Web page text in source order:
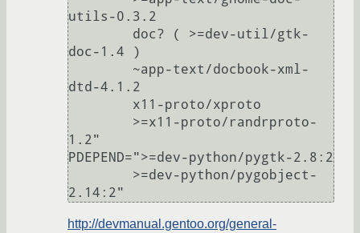
utils-0.3.2
doc-1.4 )
dtd-4.1.2
1.2"
PDEPEND=">=dev-python/pygtk-2.8:2
http://devmanual.gentoo.org/general-